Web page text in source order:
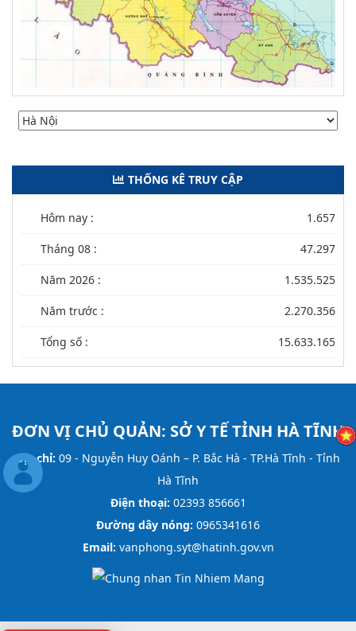
THỐNG KÊ TRUY CẬP
Hôm nay : 1.657
Tháng 08 : 47.297
Năm 2026 : 1.535.525
Năm trước : 2.270.356
Tổng số : 15.633.165
ĐƠN VỊ CHỦ QUẢN: SỞ Y TẾ TỈNH HÀ TĨNH
Địa chỉ: 09 - Nguyễn Huy Oánh – P. Bắc Hà - TP.Hà Tĩnh - Tỉnh
Hà Tĩnh
Điện thoại: 02393 856661
Đường dây nóng: 0965341616
Email: vanphong.syt@hatinh.gov.vn